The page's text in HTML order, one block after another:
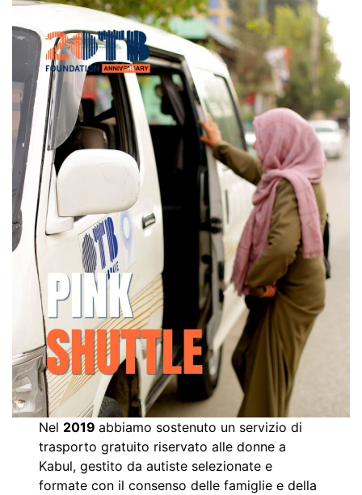
Nel 2019abbiamo sostenuto un servizio di
trasporto gratuito riservato alle donne a
Kabul, gestito da autiste selezionate e
formate con il consenso delle famiglie e della